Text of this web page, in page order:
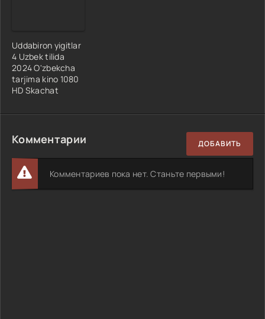
Uddabiron yigitlar
4 Uzbek tilida
2024 O'zbekcha
tarjima kino 1080
HD Skachat
Комментарии ДОБАВИТЬ
Комментариев пока нет. Станьте первыми!